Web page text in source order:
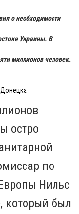
о необходимости
Украины. В
миллионов человек.
остро
по
Нильс
который был